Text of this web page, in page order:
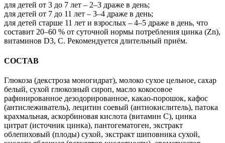
для детей от 3 до 7 лет – 2–3 драже в день;
для детей от 7 до 11 лет – 3–4 драже в день;
для детей старше 11 лет и взрослых – 4–5 драже в день, что
составит 20–60 % от суточной нормы потребления цинка (Zn),
витаминов D3, С. Рекомендуется длительный приём.
СОСТАВ
Глюкоза (декстроза моногидрат), молоко сухое цельное, сахар
белый, сухой глюкозный сироп, масло кокосовое
рафинированное дезодорированное, какао-порошок, кафос
(антислеживатель), лецитин соевый (антиокислитель), патока
крахмальная, аскорбиновая кислота (витамин С), цинка
цитрат (источник цинка), пантогематоген, экстракт
облепиховый (плоды) сухой, экстракт шиповника сухой,